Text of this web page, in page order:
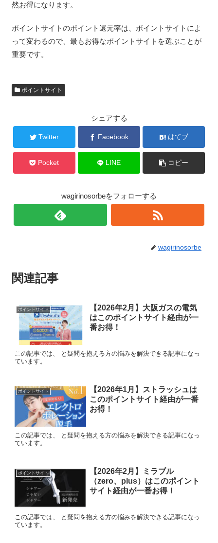
然お得になります。
ポイントサイトのポイント還元率は、ポイントサイトによ
って変わるので、最もお得なポイントサイトを選ぶことが
重要です。
ポイントサイト
シェアする
Twitter Facebook はてブ
Pocket LINE コピー
wagirinosorbeをフォローする
wagirinosorbe
関連記事
ポイントサイト
【2026年2月】大阪ガスの電気
はこのポイントサイト経由が一
番お得！
この記事では、 と疑問を抱える方の悩みを解決できる記事になっ
ています。
ポイントサイト
【2026年1月】ストラッシュは
このポイントサイト経由が一番
お得！
この記事では、 と疑問を抱える方の悩みを解決できる記事になっ
ています。
ポイントサイト
【2026年2月】ミラブル
（zero、plus）はこのポイント
サイト経由が一番お得！
この記事では、 と疑問を抱える方の悩みを解決できる記事になっ
ています。